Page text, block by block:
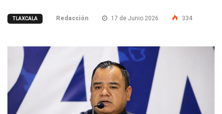
TLAXCALA Redacción 17 de Junio 2026 334